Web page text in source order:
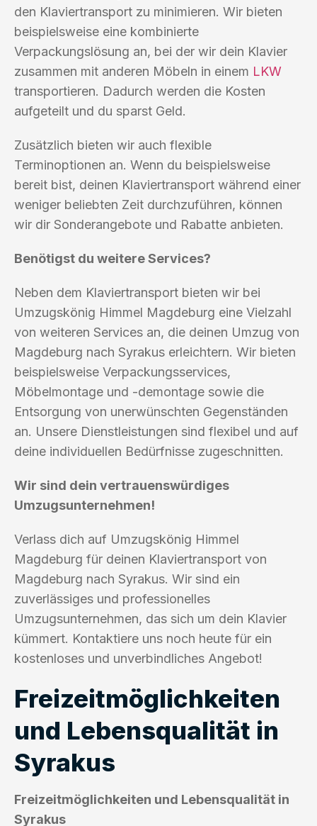
den Klaviertransport zu minimieren. Wir bieten
beispielsweise eine kombinierte
Verpackungslösung an, bei der wir dein Klavier
zusammen mit anderen Möbeln in einem LKW
transportieren. Dadurch werden die Kosten
aufgeteilt und du sparst Geld.
Zusätzlich bieten wir auch flexible
Terminoptionen an. Wenn du beispielsweise
bereit bist, deinen Klaviertransport während einer
weniger beliebten Zeit durchzuführen, können
wir dir Sonderangebote und Rabatte anbieten.
Benötigst du weitere Services?
Neben dem Klaviertransport bieten wir bei
Umzugskönig Himmel Magdeburg eine Vielzahl
von weiteren Services an, die deinen Umzug von
Magdeburg nach Syrakus erleichtern. Wir bieten
beispielsweise Verpackungsservices,
Möbelmontage und -demontage sowie die
Entsorgung von unerwünschten Gegenständen
an. Unsere Dienstleistungen sind flexibel und auf
deine individuellen Bedürfnisse zugeschnitten.
Wir sind dein vertrauenswürdiges
Umzugsunternehmen!
Verlass dich auf Umzugskönig Himmel
Magdeburg für deinen Klaviertransport von
Magdeburg nach Syrakus. Wir sind ein
zuverlässiges und professionelles
Umzugsunternehmen, das sich um dein Klavier
kümmert. Kontaktiere uns noch heute für ein
kostenloses und unverbindliches Angebot!
Freizeitmöglichkeiten
und Lebensqualität in
Syrakus
Freizeitmöglichkeiten und Lebensqualität in
Syrakus